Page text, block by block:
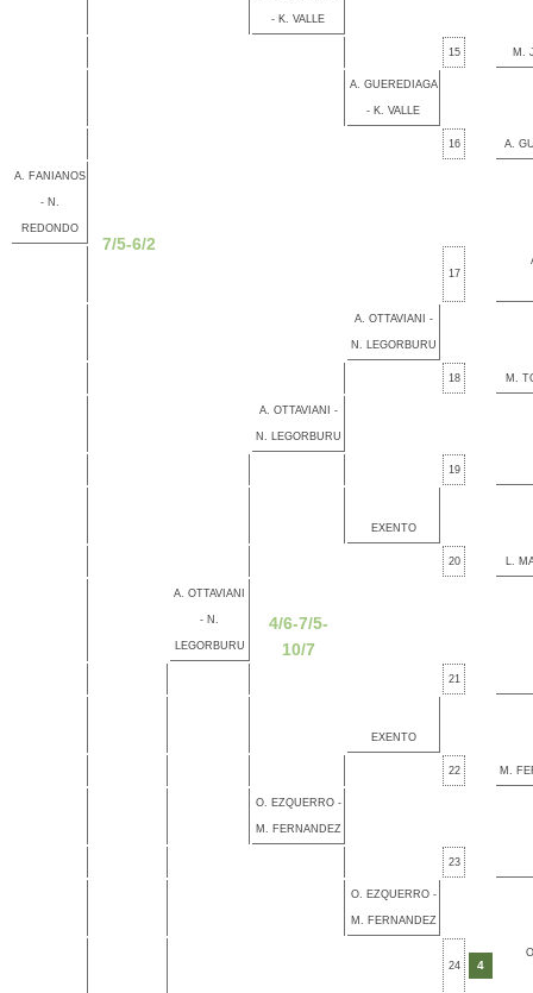
- K. VALLE
15 M.
A. GUEREDIAGA
- K. VALLE
7/5-6/2
16 A.
A. FANIANOS
- N.
REDONDO
17
A. OTTAVIANI -
N. LEGORBURU
18 M.
A. OTTAVIANI -
N. LEGORBURU
19
EXENTO
20 L.
A. OTTAVIANI
- N.
LEGORBURU
4/6-7/5-
10/7
21
EXENTO
22 M.
O. EZQUERRO -
M. FERNANDEZ
23
O. EZQUERRO -
M. FERNANDEZ
24 4